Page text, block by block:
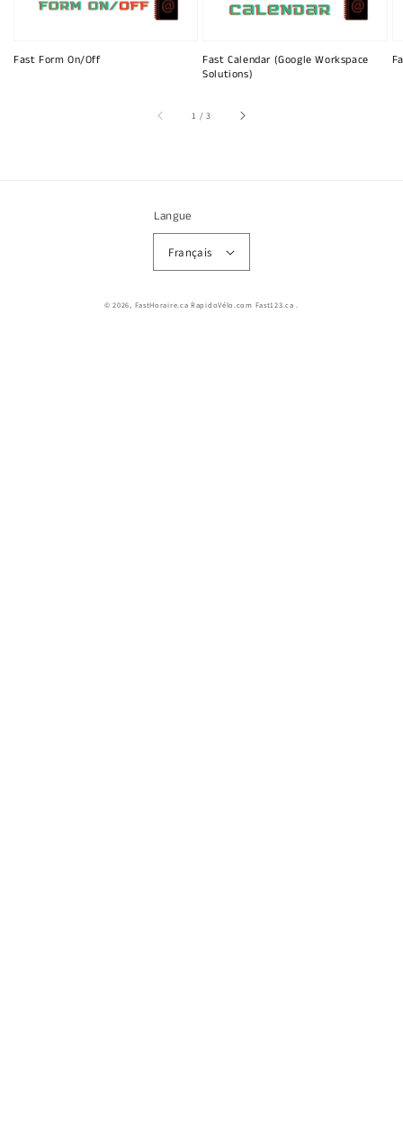
Fast Form On/Off
Fast Calendar (Google Workspace
Solutions)
1 /sur
3
Langue
Français
© 2026, FastHoraire.ca RapidoVélo.com Fast123.ca